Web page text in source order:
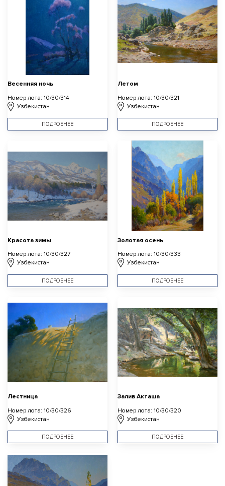
Весенняя ночь
Номер лота: 10/30/314
Узбекистан
ПОДРОБНЕЕ
Летом
Номер лота: 10/30/321
Узбекистан
ПОДРОБНЕЕ
Красота зимы
Номер лота: 10/30/327
Узбекистан
ПОДРОБНЕЕ
Золотая осень
Номер лота: 10/30/333
Узбекистан
ПОДРОБНЕЕ
Лестница
Номер лота: 10/30/326
Узбекистан
ПОДРОБНЕЕ
Залив Акташа
Номер лота: 10/30/320
Узбекистан
ПОДРОБНЕЕ